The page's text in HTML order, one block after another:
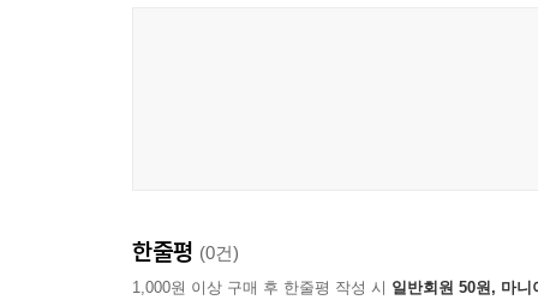
못한다. 혼자서 터득한 것이라 아무도 그 즐거움
한줄평 (0건)
1,000원 이상 구매 후 한줄평 작성 시 일반회원 50원, 마니